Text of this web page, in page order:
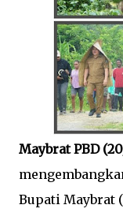
Maybrat PBD
Bupati Maybrat